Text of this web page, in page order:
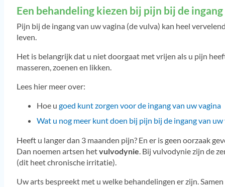
Een behandeling kiezen bij pijn bij de
Pijn bij de ingang van uw vagina (de vulva) kan heel
leven.
Het is belangrijk dat u niet doorgaat met vrijen als u pijn
masseren, zoenen en likken.
Lees hier meer over:
Hoe u goed kunt zorgen voor de ingang van uw vagina
Wat u nog meer kunt doen bij pijn bij de ingang van uw
Heeft u langer dan 3 maanden pijn? En er is geen oorzaak
Dan noemen artsen hetvulvodynie . Bij vulvodynie zijn de
(dit heet chronische irritatie).
Uw arts bespreekt met u welke behandelingen er zijn.